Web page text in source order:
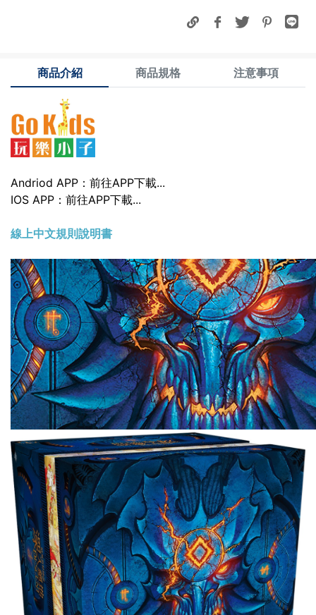
商品介紹 商品規格 注意事項
Andriod APP： 前往APP下載...
IOS APP： 前往APP下載...
線上中文規則說明書